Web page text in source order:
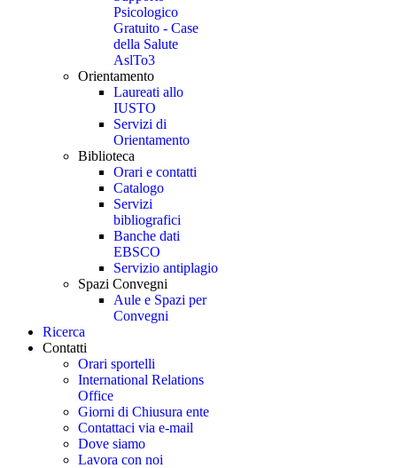
Psicologico
Gratuito - Case
della Salute
AslTo3
Orientamento
Laureati allo
IUSTO
Servizi di
Orientamento
Biblioteca
Orari e contatti
Catalogo
Servizi
bibliografici
Banche dati
EBSCO
Servizio antiplagio
Spazi Convegni
Aule e Spazi per
Convegni
Ricerca
Contatti
Orari sportelli
International Relations
Office
Giorni di Chiusura ente
Contattaci via e-mail
Dove siamo
Lavora con noi